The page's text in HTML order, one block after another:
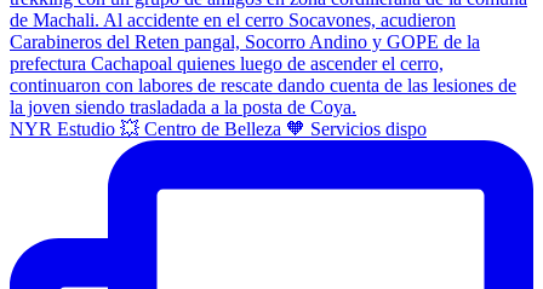
NYR Estudio 💥 Centro de Belleza 🧡 Servicios dispo